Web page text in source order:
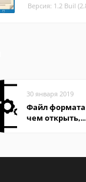
Версия: 1.2 Buil
30 января 2019
Файл формата
чем открыть,